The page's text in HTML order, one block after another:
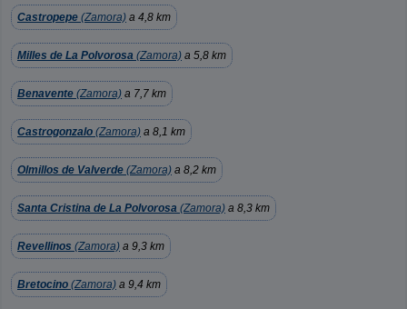
Castropepe (Zamora) a 4,8 km
Milles de La Polvorosa (Zamora) a 5,8 km
Benavente (Zamora) a 7,7 km
Castrogonzalo (Zamora) a 8,1 km
Olmillos de Valverde (Zamora) a 8,2 km
Santa Cristina de La Polvorosa (Zamora) a 8,3 km
Revellinos (Zamora) a 9,3 km
Bretocino (Zamora) a 9,4 km